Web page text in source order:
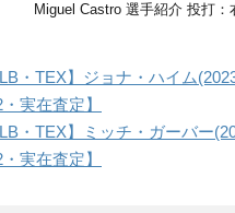
Miguel Castro 選手紹介 投打
・TEX】ジョナ・ハイム
実在査定】
・TEX】ミッチ・ガーバー
実在査定】